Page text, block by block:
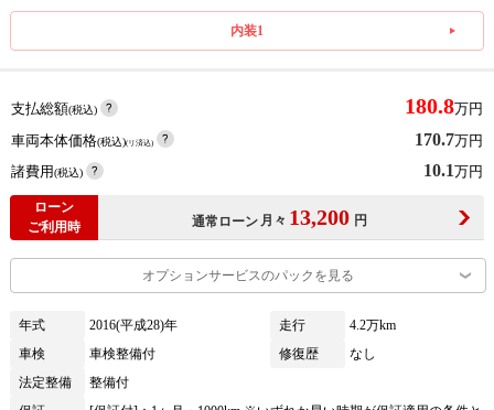
内装1
支払総額(税込) 180.8万円
車両本体価格(税込)(リ済込) 170.7万円
諸費用(税込) 10.1万円
ローン
ご利用時
通常ローン 月々 13,200 円
オプションサービスのパックを見る
年式 2016(平成28)年 走行
4.2万km
車検
車検整備付 修復歴
なし
法定整備
整備付